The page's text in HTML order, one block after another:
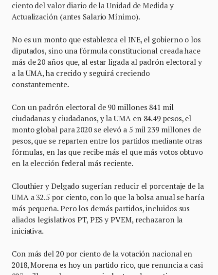
ciento del valor diario de la Unidad de Medida y
Actualización (antes Salario Mínimo).
No es un monto que establezca el INE, el gobierno o los
diputados, sino una fórmula constitucional creada hace
más de 20 años que, al estar ligada al padrón electoral y
a la UMA, ha crecido y seguirá creciendo
constantemente.
Con un padrón electoral de 90 millones 841 mil
ciudadanas y ciudadanos, y la UMA en 84.49 pesos, el
monto global para 2020 se elevó a 5 mil 239 millones de
pesos, que se reparten entre los partidos mediante otras
fórmulas, en las que recibe más el que más votos obtuvo
en la elección federal más reciente.
Clouthier y Delgado sugerían reducir el porcentaje de la
UMA a 32.5 por ciento, con lo que la bolsa anual se haría
más pequeña. Pero los demás partidos, incluidos sus
aliados legislativos PT, PES y PVEM, rechazaron la
iniciativa.
Con más del 20 por ciento de la votación nacional en
2018, Morena es hoy un partido rico, que renuncia a casi